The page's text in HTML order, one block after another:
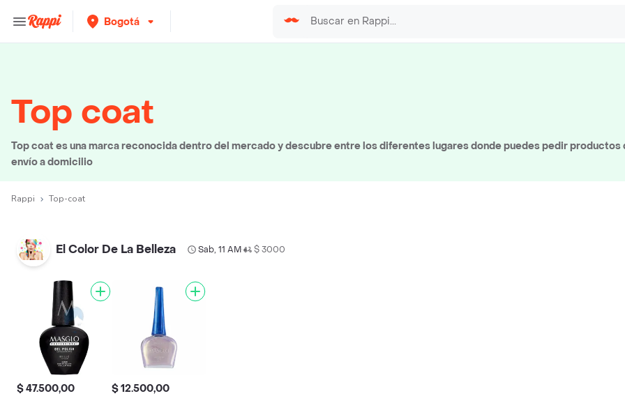
Bogotá
Top coat
Top coat es una marca reconocida dentro del mercado y descubre entre los diferentes lugares donde puedes pedir productos
envío a domicilio
Rappi Top-coat
El Color De La Belleza Sab, 11 AM• $ 3000
$ 47.500,00 $ 12.500,00